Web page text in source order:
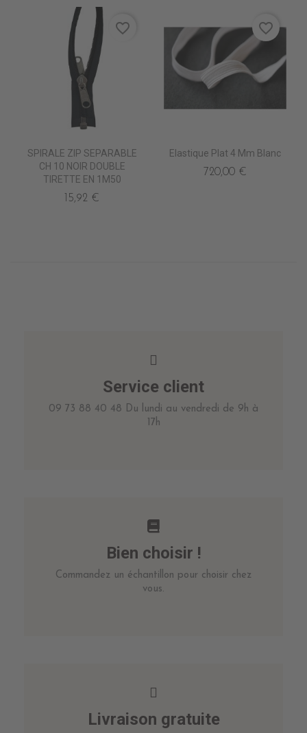
SPIRALE ZIP SEPARABLE
CH 10 NOIR DOUBLE
TIRETTE EN 1M50
15,92 €
favorite_border
Elastique Plat 4 Mm Blanc
720,00 €
favorite_border
Service client
09 73 88 40 48 Du lundi au vendredi de 9h à
17h
Bien choisir !
Commandez un échantillon pour choisir chez
vous.
Livraison gratuite